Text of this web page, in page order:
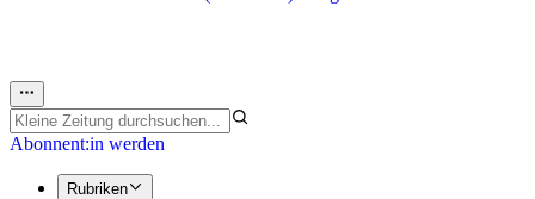
Abonnent:in werden
Rubriken